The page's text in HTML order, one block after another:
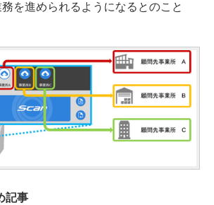
を進められるようになるとのこと
記事